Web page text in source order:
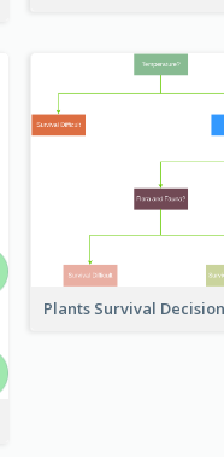
Plants Survival